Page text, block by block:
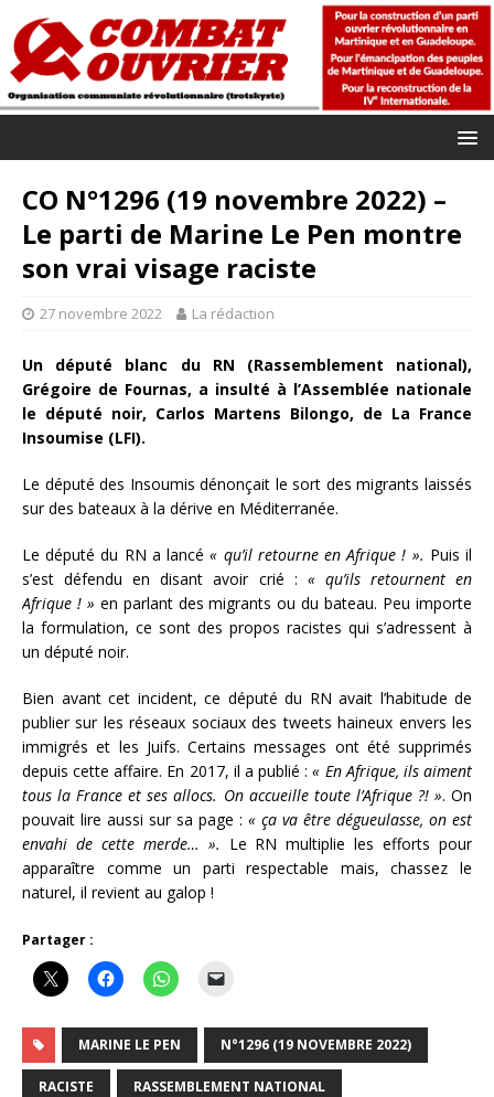
CO N°1296 (19 novembre 2022) –
Le parti de Marine Le Pen montre
son vrai visage raciste
27 novembre 2022 La rédaction
Un député blanc du RN (Rassemblement national),
Grégoire de Fournas, a insulté à l’Assemblée nationale
le député noir, Carlos Martens Bilongo, de La France
Insoumise (LFI).
Le député des Insoumis dénonçait le sort des migrants laissés
sur des bateaux à la dérive en Méditerranée.
Le député du RN a lancé« qu’il retourne en Afrique ! ». Puis il
s’est défendu en disant avoir crié : « qu’ils retournent en
Afrique ! » en parlant des migrants ou du bateau. Peu importe
la formulation, ce sont des propos racistes qui s’adressent à
un député noir.
Bien avant cet incident, ce député du RN avait l’habitude de
publier sur les réseaux sociaux des tweets haineux envers les
immigrés et les Juifs. Certains messages ont été supprimés
depuis cette affaire. En 2017, il a publié :« En Afrique, ils aiment
tous la France et ses allocs. On accueille toute l’Afrique ?! ». On
pouvait lire aussi sur sa page : « ça va être dégueulasse, on est
envahi de cette merde… ». Le RN multiplie les efforts pour
apparaître comme un parti respectable mais, chassez le
naturel, il revient au galop !
Partager :
MARINE LE PEN N°1296 (19 NOVEMBRE 2022)
RACISTE RASSEMBLEMENT NATIONAL